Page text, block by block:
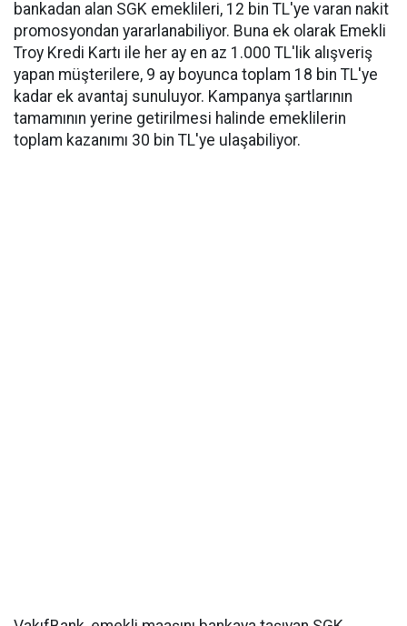
bankadan alan SGK emeklileri, 12 bin TL'ye varan nakit
promosyondan yararlanabiliyor. Buna ek olarak Emekli
Troy Kredi Kartı ile her ay en az 1.000 TL'lik alışveriş
yapan müşterilere, 9 ay boyunca toplam 18 bin TL'ye
kadar ek avantaj sunuluyor. Kampanya şartlarının
tamamının yerine getirilmesi halinde emeklilerin
toplam kazanımı 30 bin TL'ye ulaşabiliyor.